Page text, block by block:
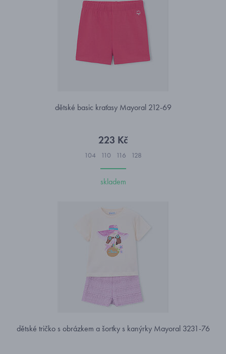
dětské basic kraťasy Mayoral 212-69
223 Kč
104 110 116 128
skladem
dětské tričko s obrázkem a šortky s kanýrky Mayoral 3231-76